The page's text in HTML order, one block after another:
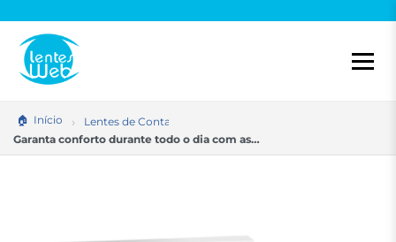
para
conteúdo
Início
Lentes de Contato
Garanta conforto durante todo o dia com as…